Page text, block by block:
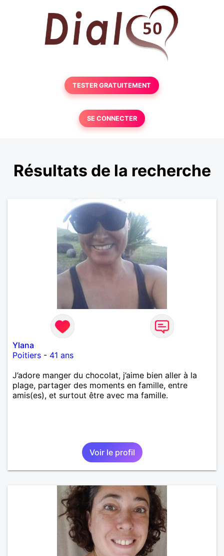
TESTER GRATUITEMENT
SE CONNECTER
Résultats de la recherche
Ylana
Poitiers - 41 ans
J’adore manger du chocolat, j’aime bien aller à la
plage, partager des moments en famille, entre
amis(es), et surtout être avec ma famille.
Voir le profil